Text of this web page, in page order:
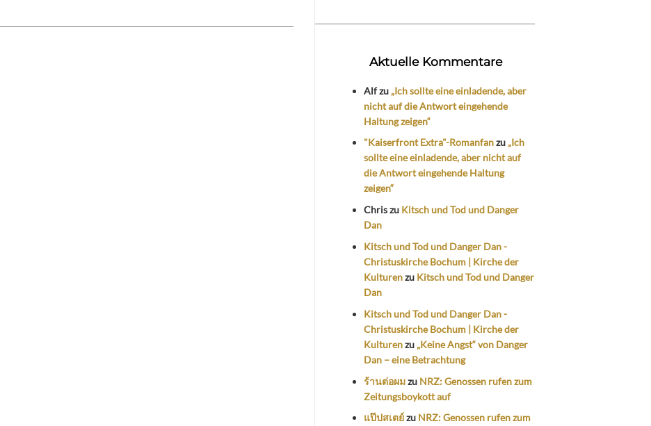
Aktuelle Kommentare
Alfzu „Ich sollte eine einladende, aber
nicht auf die Antwort eingehende
Haltung zeigen“
"Kaiserfront Extra"-Romanfanzu „Ich
sollte eine einladende, aber nicht auf
die Antwort eingehende Haltung
zeigen“
Chriszu Kitsch und Tod und Danger
Dan
Kitsch und Tod und Danger Dan -
Christuskirche Bochum | Kirche der
Kulturenzu Kitsch und Tod und Danger
Dan
Kitsch und Tod und Danger Dan -
Christuskirche Bochum | Kirche der
Kulturenzu „Keine Angst“ von Danger
Dan – eine Betrachtung
ร้านต่อผมzu NRZ: Genossen rufen zum
Zeitungsboykott auf
แป๊ปสเตย์zu NRZ: Genossen rufen zum